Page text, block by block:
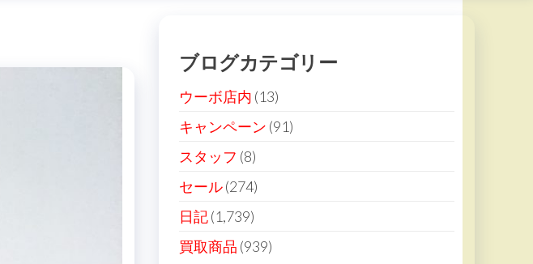
ブログカテゴリー
ウーボ店内 (13)
キャンペーン (91)
スタッフ (8)
セール(274)
日記(1,739)
買取商品 (939)